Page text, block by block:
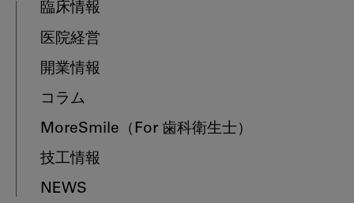
臨床情報
医院経営
開業情報
コラム
MoreSmile （For 歯科衛生士）
技工情報
NEWS